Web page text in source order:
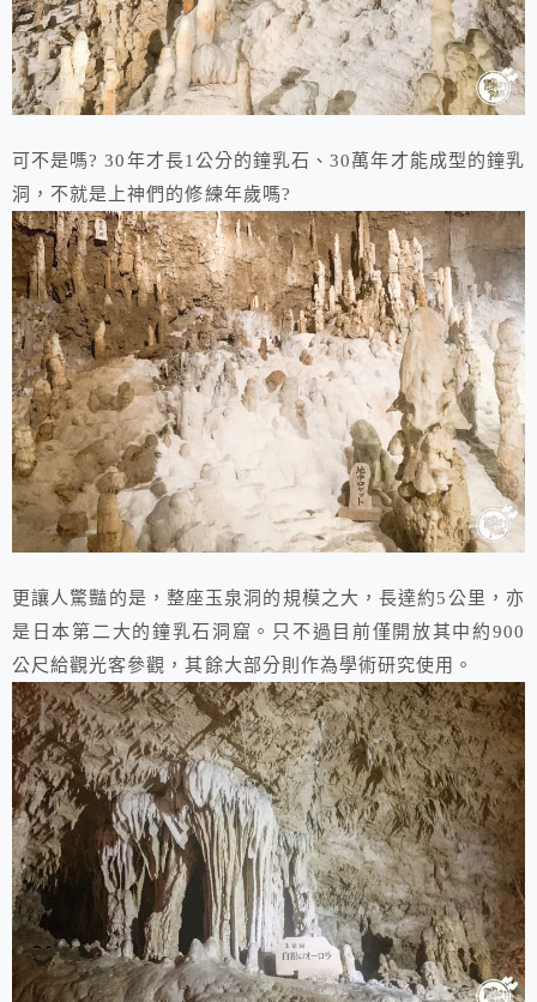
可不是嗎? 30年才長1公分的鐘乳石、30萬年才能成型的鐘乳
洞，不就是上神們的修練年歲嗎?
更讓人驚豔的是，整座玉泉洞的規模之大，長達約5公里，亦
是日本第二大的鐘乳石洞窟。只不過目前僅開放其中約900
公尺給觀光客參觀，其餘大部分則作為學術研究使用。